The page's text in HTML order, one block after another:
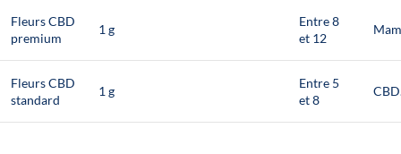
Fleurs CBD
premium
1 g
Entre 8
et 12
Fleurs CBD
standard
1 g
Entre 5
et 8